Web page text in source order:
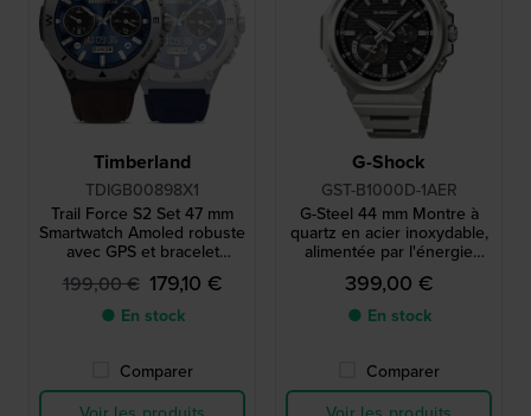
Timberland
TDIGB00898X1
Trail Force S2 Set 47 mm
Smartwatch Amoled robuste
avec GPS et bracelet
supplémentaire
199,00 € 179,10 €
● En stock
Comparer
G-Shock
GST-B1000D-1AER
G-Steel 44 mm Montre à
quartz en acier inoxydable,
alimentée par l'énergie
solaire et connectée par
Bluetooth
399,00 €
● En stock
Comparer